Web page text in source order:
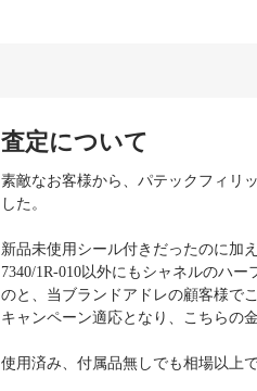
査定について
素敵なお客様から、パテックフィリ
した。
新品未使用シール付きだったのに加
7340/1R-010以外にもシャネルのハ
のと、当ブランドアドレの顧客様で
キャンペーン適応となり、こちらの
使用済み、付属品無しでも相場以上